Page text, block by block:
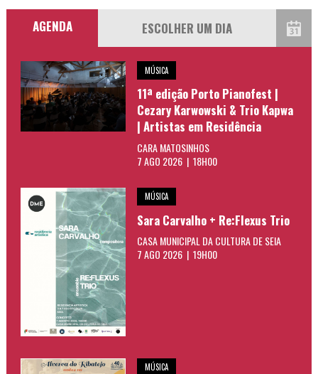
AGENDA
MÚSICA
11ª edição Porto Pianofest |
Cezary Karwowski & Trio Kapwa
| Artistas em Residência
CARA MATOSINHOS
7 AGO 2026 | 18H00
MÚSICA
Sara Carvalho + Re:Flexus Trio
CASA MUNICIPAL DA CULTURA DE SEIA
7 AGO 2026 | 19H00
MÚSICA